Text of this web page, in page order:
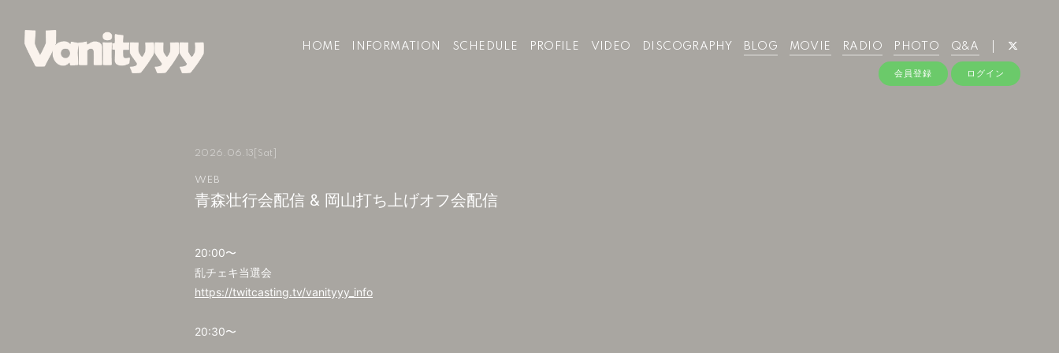
HOME INFORMATION SCHEDULE PROFILE VIDEO DISCOGRAPHY BLOG MOVIE RADIO PHOTO Q&A
会員登録 ログイン
2026.06.13 [Sat]
WEB
青森壮行会配信 & 岡山打ち上げオフ会配信
20:00〜
乱チェキ当選会
https://twitcasting.tv/vanityyy_info
20:30〜